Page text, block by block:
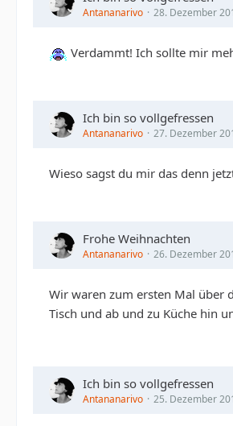
Antananarivo 28. Dezember
Verdammt! Ich sollte mir
Ich bin so vollgefressen
Antananarivo 27. Dezember
Wieso sagst du mir das denn
Frohe Weihnachten
Antananarivo 26. Dezember
Wir waren zum ersten Mal über
Tisch und ab und zu Küche hin
Ich bin so vollgefressen
Antananarivo 25. Dezember